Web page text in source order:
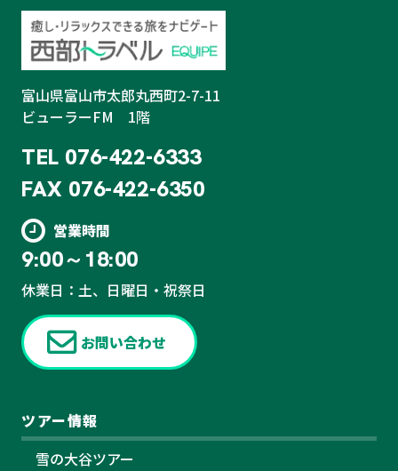
富山県富山市太郎丸西町2-7-11
ビューラーFM 1階
TEL 076-422-6333
FAX 076-422-6350
営業時間
9:00～18:00
休業日：土、日曜日・祝祭日
お問い合わせ
ツアー情報
雪の大谷ツアー